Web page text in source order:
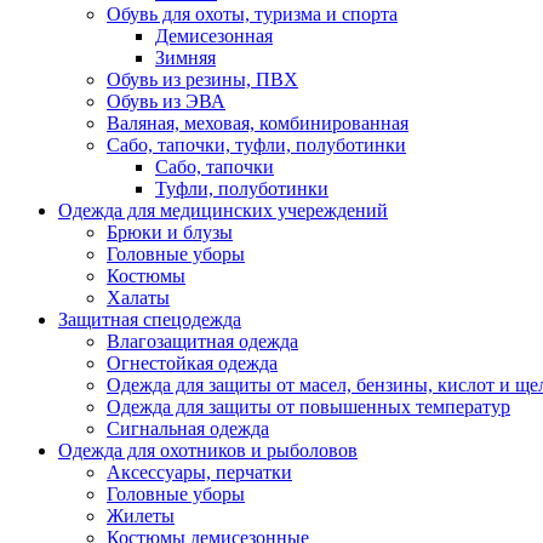
Обувь для охоты, туризма и спорта
Демисезонная
Зимняя
Обувь из резины, ПВХ
Обувь из ЭВА
Валяная, меховая, комбинированная
Сабо, тапочки, туфли, полуботинки
Сабо, тапочки
Туфли, полуботинки
Одежда для медицинских учереждений
Брюки и блузы
Головные уборы
Костюмы
Халаты
Защитная спецодежда
Влагозащитная одежда
Огнестойкая одежда
Одежда для защиты от масел, бензины, кислот и
Одежда для защиты от повышенных температур
Сигнальная одежда
Одежда для охотников и рыболовов
Аксессуары, перчатки
Головные уборы
Жилеты
Костюмы демисезонные